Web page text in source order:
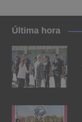
Última hora